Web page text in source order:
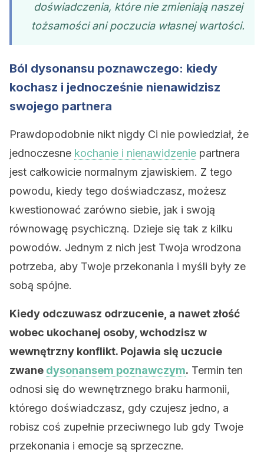
doświadczenia, które nie zmieniają naszej
tożsamości ani poczucia własnej wartości.
Ból dysonansu poznawczego: kiedy
kochasz i jednocześnie nienawidzisz
swojego partnera
Prawdopodobnie nikt nigdy Ci nie powiedział, że
jednoczesne kochanie i nienawidzenie partnera
jest całkowicie normalnym zjawiskiem. Z tego
powodu, kiedy tego doświadczasz, możesz
kwestionować zarówno siebie, jak i swoją
równowagę psychiczną. Dzieje się tak z kilku
powodów. Jednym z nich jest Twoja wrodzona
potrzeba, aby Twoje przekonania i myśli były ze
sobą spójne.
Kiedy odczuwasz odrzucenie, a nawet złość
wobec ukochanej osoby, wchodzisz w
wewnętrzny konflikt. Pojawia się uczucie
zwane dysonansem poznawczym. Termin ten
odnosi się do wewnętrznego braku harmonii,
którego doświadczasz, gdy czujesz jedno, a
robisz coś zupełnie przeciwnego lub gdy Twoje
przekonania i emocje są sprzeczne.